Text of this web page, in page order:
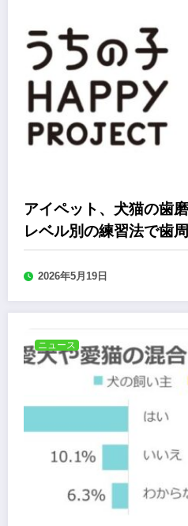
アイペット、犬猫の歯
レベル別の練習法で歯
2026年5月19日
ニュース